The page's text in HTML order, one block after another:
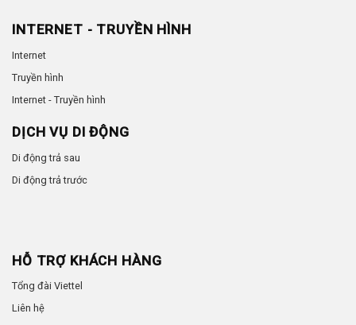
INTERNET - TRUYỀN HÌNH
Internet
Truyền hình
Internet - Truyền hình
DỊCH VỤ DI ĐỘNG
Di động trả sau
Di động trả trước
HỖ TRỢ KHÁCH HÀNG
Tổng đài Viettel
Liên hệ